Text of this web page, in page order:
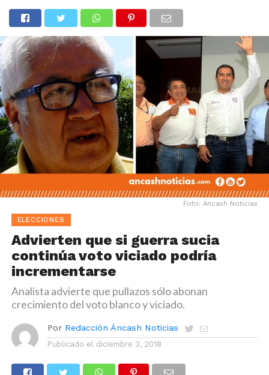
Foto: Ancash Noticias
ELECCIONES
Advierten que si guerra sucia
continúa voto viciado podría
incrementarse
Analista advierte que pullazos sólo abonan
crecimiento del voto blanco y viciado.
Por Redacción Áncash Noticias
Publicado el diciembre 3, 2018